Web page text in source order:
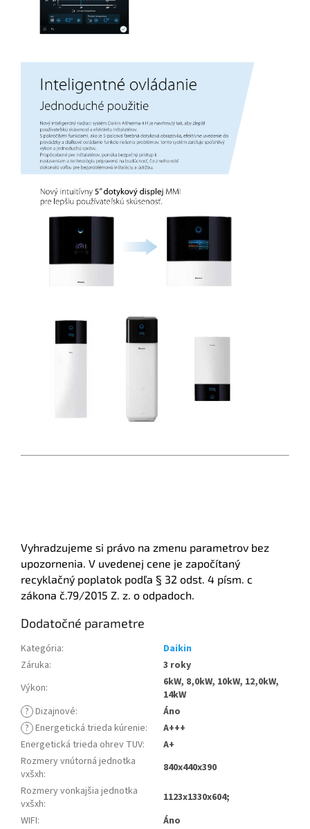
Vyhradzujeme si právo na zmenu parametrov bez
upozornenia. V uvedenej cene je započítaný
recyklačný poplatok podľa § 32 odst. 4 písm. c
zákona č.79/2015 Z. z. o odpadoch.
Dodatočné parametre
Kategória:
Daikin
Záruka:
3 roky
Výkon:
6kW, 8,0kW, 10kW, 12,0kW,
14kW
? Dizajnové:
Áno
? Energetická trieda kúrenie:
A+++
Energetická trieda ohrev TUV:
A+
Rozmery vnútorná jednotka
vxšxh:
840x440x390
Rozmery vonkajšia jednotka
vxšxh:
1123x1330x604;
WIFI:
Áno